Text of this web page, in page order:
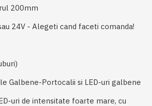
200mm
24V - Alegeti cand faceti comanda!
Galbene-Portocalii si LED-uri galbene
uri de intensitate foarte mare, cu